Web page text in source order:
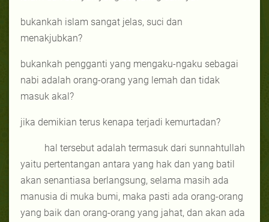
bukankah islam sangat jelas, suci dan
menakjubkan?
bukankah pengganti yang mengaku-ngaku sebagai
nabi adalah orang-orang yang lemah dan tidak
masuk akal?
jika demikian terus kenapa terjadi kemurtadan?
hal tersebut adalah termasuk dari sunnahtullah
yaitu pertentangan antara yang hak dan yang batil
akan senantiasa berlangsung, selama masih ada
manusia di muka bumi, maka pasti ada orang-orang
yang baik dan orang-orang yang jahat, dan akan ada